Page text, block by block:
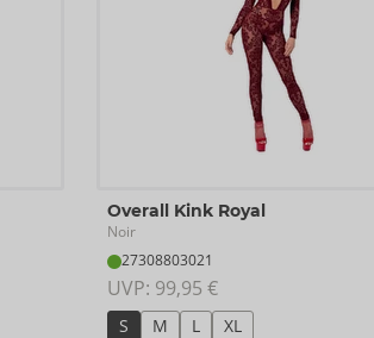
Overall Kink Royal
Noir
27308803021
UVP: 99,95 €
S M L XL